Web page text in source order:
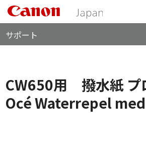
ビ
サポート
CW650用 撥水紙 プ
Océ Waterrepel